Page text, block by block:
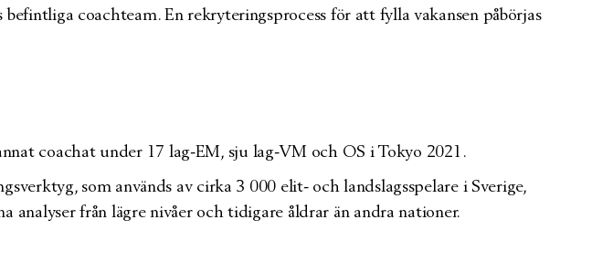
coachteam. En rekryteringsprocess för att fylla vakansen påbörjas
coachat under 17 lag-EM, sju lag-VM och OS i Tokyo 2021.
som används av cirka 3 000 elit- och landslagsspelare i Sverige,
analyser från lägre nivåer och tidigare åldrar än andra nationer.